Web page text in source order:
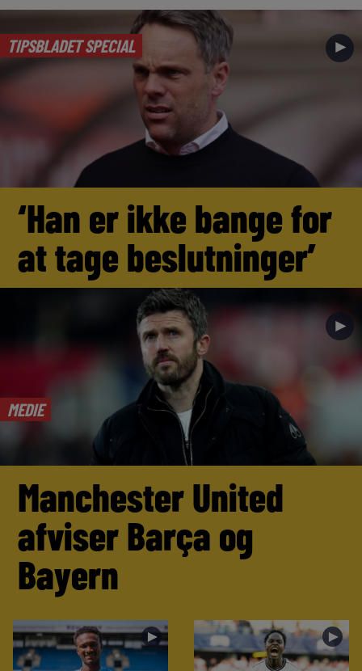
TIPSBLADET SPECIAL ►
‘Han er ikke bange for
at tage beslutninger’
MEDIE
►
Manchester United
afviser Barça og
Bayern
► ►